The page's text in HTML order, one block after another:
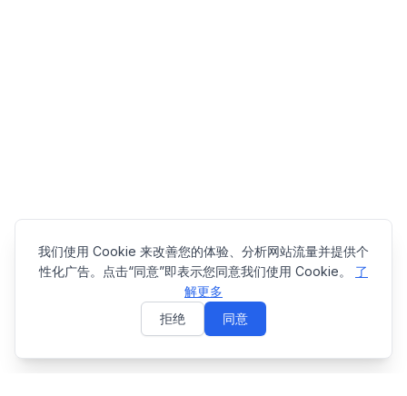
我们使用 Cookie 来改善您的体验、分析网站流量并提供个
性化广告。点击“同意”即表示您同意我们使用 Cookie。
了
解更多
拒绝
同意